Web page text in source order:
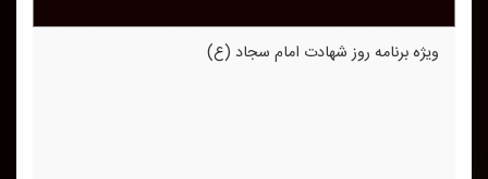
ویژه برنامه روز شهادت امام سجاد (ع)